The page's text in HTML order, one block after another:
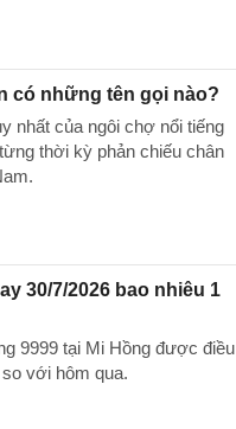
có những tên gọi nào?
nhất của ngôi chợ nổi tiếng
thời kỳ phản chiếu chân
30/7/2026 bao nhiêu 1
9999 tại Mi Hồng được điều
với hôm qua.